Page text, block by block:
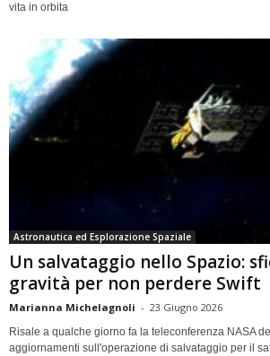
vita in orbita
Astronautica ed Esplorazione Spaziale
Un salvataggio nello Spazio:
gravità per non perdere Swift
Marianna Michelagnoli - 23 Giugno 2026
Risale a qualche giorno fa la teleconferenza NASA
aggiornamenti sull'operazione di salvataggio per il